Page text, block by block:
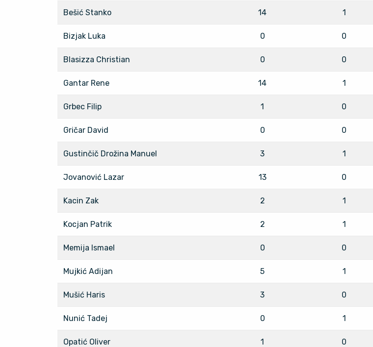
Bešić Stanko 14 1
Bizjak Luka 0 0
Blasizza Christian 0 0
Gantar Rene 14 1
Grbec Filip 1 0
Gričar David 0 0
Gustinčič Drožina Manuel 3 1
Jovanović Lazar 13 0
Kacin Zak 2 1
Kocjan Patrik 2 1
Memija Ismael 0 0
Mujkić Adijan 5 1
Mušić Haris 3 0
Nunić Tadej 0 1
Opatić Oliver 1 0